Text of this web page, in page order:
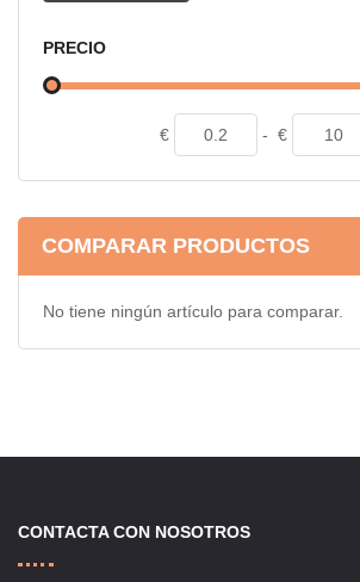
PRECIO
€ - €
COMPARAR PRODUCTOS
No tiene ningún artículo para comparar.
CONTACTA CON NOSOTROS